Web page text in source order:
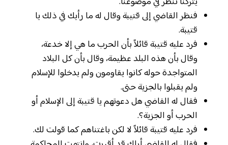
فنظر القاضي إلى قتيبة وقال له ما رأيك في ذلك يا
قتيبة.
فرد عليه قتيبة قائلاً بأن الحرب ما هي إلا خدعة،
وقال بأن هذه البلد عظيمة، وقال بأن كل البلاد
المتواجدة حوله كانوا يقاومون ولم يدخلوا للإسلام
ولم يقبلوا بالجزية حتى.
فقال له القاضي هل دعوتهم يا قتيبة إلى الإسلام أو
الحرب أو الجزية؟.
فرد عليه قتيبة قائلاً لا لكن باغتناهم كما قولت لك.